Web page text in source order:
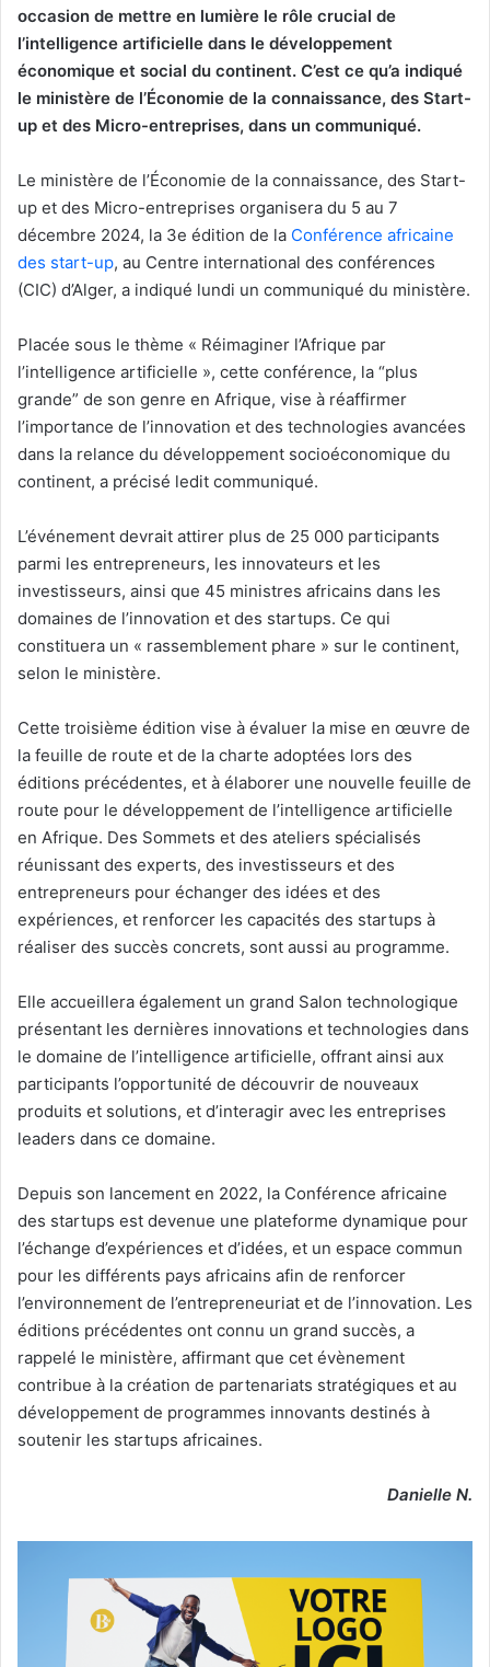
occasion de mettre en lumière le rôle crucial de
l’intelligence artificielle dans le développement
économique et social du continent. C’est ce qu’a indiqué
le ministère de l’Économie de la connaissance, des Start-
up et des Micro-entreprises, dans un communiqué.
Le ministère de l’Économie de la connaissance, des Start-
up et des Micro-entreprises organisera du 5 au 7
décembre 2024, la 3e édition de la Conférence africaine
des start-up, au Centre international des conférences
(CIC) d’Alger, a indiqué lundi un communiqué du ministère.
Placée sous le thème « Réimaginer l’Afrique par
l’intelligence artificielle », cette conférence, la “plus
grande” de son genre en Afrique, vise à réaffirmer
l’importance de l’innovation et des technologies avancées
dans la relance du développement socioéconomique du
continent, a précisé ledit communiqué.
L’événement devrait attirer plus de 25 000 participants
parmi les entrepreneurs, les innovateurs et les
investisseurs, ainsi que 45 ministres africains dans les
domaines de l’innovation et des startups. Ce qui
constituera un « rassemblement phare » sur le continent,
selon le ministère.
Cette troisième édition vise à évaluer la mise en œuvre de
la feuille de route et de la charte adoptées lors des
éditions précédentes, et à élaborer une nouvelle feuille de
route pour le développement de l’intelligence artificielle
en Afrique. Des Sommets et des ateliers spécialisés
réunissant des experts, des investisseurs et des
entrepreneurs pour échanger des idées et des
expériences, et renforcer les capacités des startups à
réaliser des succès concrets, sont aussi au programme.
Elle accueillera également un grand Salon technologique
présentant les dernières innovations et technologies dans
le domaine de l’intelligence artificielle, offrant ainsi aux
participants l’opportunité de découvrir de nouveaux
produits et solutions, et d’interagir avec les entreprises
leaders dans ce domaine.
Depuis son lancement en 2022, la Conférence africaine
des startups est devenue une plateforme dynamique pour
l’échange d’expériences et d’idées, et un espace commun
pour les différents pays africains afin de renforcer
l’environnement de l’entrepreneuriat et de l’innovation. Les
éditions précédentes ont connu un grand succès, a
rappelé le ministère, affirmant que cet évènement
contribue à la création de partenariats stratégiques et au
développement de programmes innovants destinés à
soutenir les startups africaines.
Danielle N.